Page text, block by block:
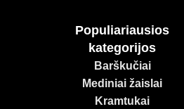
Populiariausios
kategorijos
Barškučiai
Mediniai žaislai
Kramtukai